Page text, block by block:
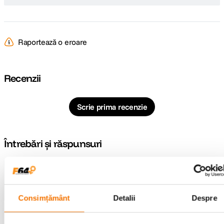
Consimțământ Detalii Despre
Raportează o eroare
Recenzii
Scrie prima recenzie
Întrebări și răspunsuri
Pune o întrebare